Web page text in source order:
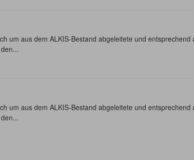
um aus dem ALKIS-Bestand abgeleitete und entsprechend
um aus dem ALKIS-Bestand abgeleitete und entsprechend